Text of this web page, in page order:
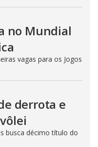
no Mundial
vagas para os Jogos
derrota e
busca décimo título do